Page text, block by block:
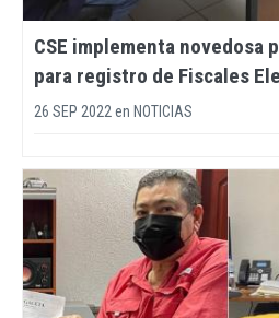
CSE implementa novedosa
para registro de Fiscales
26 SEP 2022 en NOTICIAS